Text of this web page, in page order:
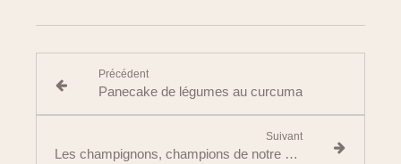
Précédent
Panecake de légumes au curcuma
Suivant
Les champignons, champions de notre assiette, de notre santé, mais aussi de la biodiversité